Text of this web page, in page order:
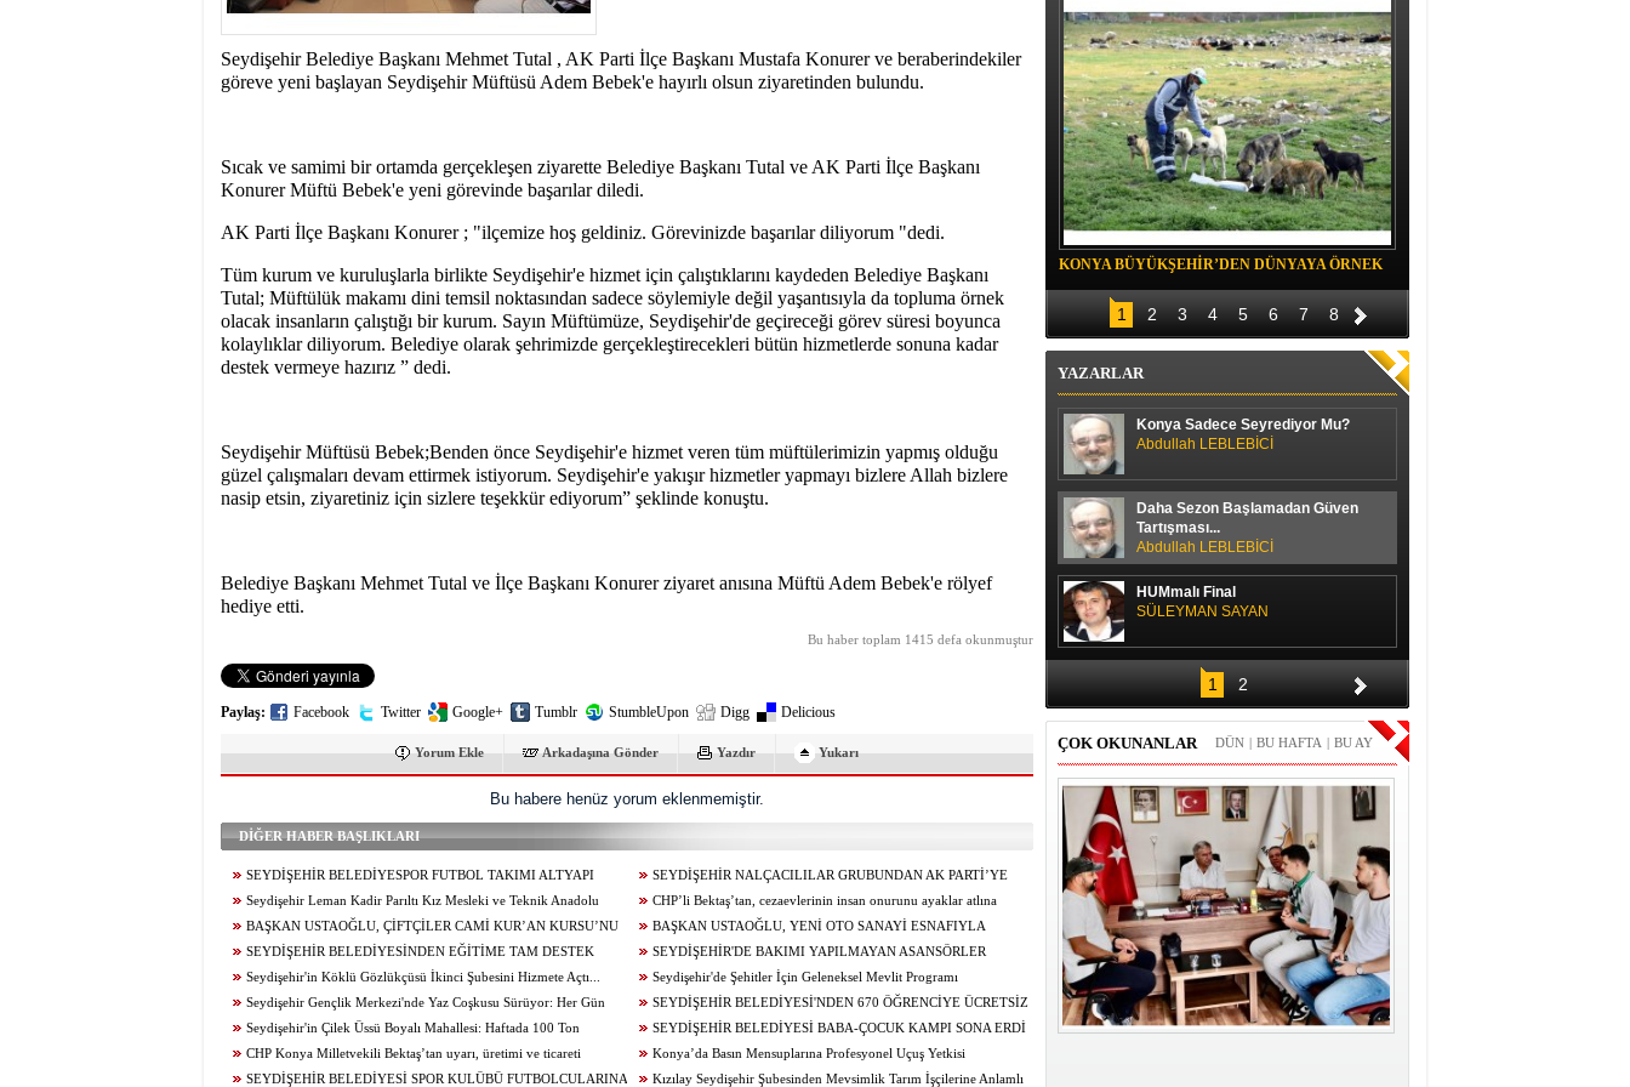
10:11 - CHP Konya Milletvekili Bektaş’tan uyarı, üretimi ve ticareti canlandıracak adımlar
gecikmeden atılmalıdır
Seydişehir Belediye Başkanı Mehmet Tutal , AK Parti İlçe Başkanı Mustafa Konurer ve beraberindekiler
göreve yeni başlayan Seydişehir Müftüsü Adem Bebek'e hayırlı olsun ziyaretinden bulundu.
Sıcak ve samimi bir ortamda gerçekleşen ziyarette Belediye Başkanı Tutal ve AK Parti İlçe Başkanı
Konurer Müftü Bebek'e yeni görevinde başarılar diledi.
AK Parti İlçe Başkanı Konurer ; "ilçemize hoş geldiniz. Görevinizde başarılar diliyorum "dedi.
Tüm kurum ve kuruluşlarla birlikte Seydişehir'e hizmet için çalıştıklarını kaydeden Belediye Başkanı
Tutal; Müftülük makamı dini temsil noktasından sadece söylemiyle değil yaşantısıyla da topluma örnek
olacak insanların çalıştığı bir kurum. Sayın Müftümüze, Seydişehir'de geçireceği görev süresi boyunca
kolaylıklar diliyorum. Belediye olarak şehrimizde gerçekleştirecekleri bütün hizmetlerde sonuna kadar
destek vermeye hazırız ” dedi.
Seydişehir Müftüsü Bebek;Benden önce Seydişehir'e hizmet veren tüm müftülerimizin yapmış olduğu
güzel çalışmaları devam ettirmek istiyorum. Seydişehir'e yakışır hizmetler yapmayı bizlere Allah bizlere
nasip etsin, ziyaretiniz için sizlere teşekkür ediyorum” şeklinde konuştu.
Belediye Başkanı Mehmet Tutal ve İlçe Başkanı Konurer ziyaret anısına Müftü Adem Bebek'e rölyef
hediye etti.
Bu haber toplam 1415 defa okunmuştur
Paylaş: Facebook Twitter Google+ Tumblr StumbleUpon Digg Delicious
Yorum Ekle Arkadaşına Gönder Yazdır Yukarı
Bu habere henüz yorum eklenmemiştir.
DİĞER HABER BAŞLIKLARI
SEYDİŞEHİR BELEDİYESPOR FUTBOL TAKIMI ALTYAPI
SEÇMELERİ TAMAMLANDI
SEYDİŞEHİR NALÇACILILAR GRUBUNDAN AK PARTİ’YE
ZİYARET
Seydişehir Leman Kadir Parıltı Kız Mesleki ve Teknik Anadolu
Lisesi Öğrencileri Erasmus+ ile Avrupa’ya Açılıyor
CHP’li Bektaş’tan, cezaevlerinin insan onurunu ayaklar atlına
alınan mekânlara dönüşmesine tepki
BAŞKAN USTAOĞLU, ÇİFTÇİLER CAMİ KUR’AN KURSU’NU
ZİYARET ETTİ
BAŞKAN USTAOĞLU, YENİ OTO SANAYİ ESNAFIYLA
KAHVALTIDA BULUŞTU
SEYDİŞEHİR BELEDİYESİNDEN EĞİTİME TAM DESTEK
SEYDİŞEHİR'DE BAKIMI YAPILMAYAN ASANSÖRLER
MÜHÜRLENDİ
Seydişehir'in Köklü Gözlükçüsü İkinci Şubesini Hizmete Açtı...
Seydişehir'de Şehitler İçin Geleneksel Mevlit Programı
Düzenlendi...
Seydişehir Gençlik Merkezi'nde Yaz Coşkusu Sürüyor: Her Gün
Yeni Bir Etkinlik, Her Gün Yeni Bir Heyecan...
SEYDİŞEHİR BELEDİYESİ'NDEN 670 ÖĞRENCİYE ÜCRETSİZ
TERCİH DANIŞMANLIĞI
Seydişehir'in Çilek Üssü Boyalı Mahallesi: Haftada 100 Ton
Üretim...
SEYDİŞEHİR BELEDİYESİ BABA-ÇOCUK KAMPI SONA ERDİ
CHP Konya Milletvekili Bektaş’tan uyarı, üretimi ve ticareti
canlandıracak adımlar gecikmeden atılmalıdır
Konya’da Basın Mensuplarına Profesyonel Uçuş Yetkisi
SEYDİŞEHİR BELEDİYESİ SPOR KULÜBÜ FUTBOLCULARINA
Kızılay Seydişehir Şubesinden Mevsimlik Tarım İşçilerine Anlamlı
KONYA BÜYÜKŞEHİR’DEN DÜNYAYA ÖRNEK
PROJE
1 2 3 4 5 6 7 8
YAZARLAR
Konya Sadece Seyrediyor Mu?
Abdullah LEBLEBİCİ
Daha Sezon Başlamadan Güven
Tartışması...
Abdullah LEBLEBİCİ
HUMmalı Final
SÜLEYMAN SAYAN
SPOR SOHBETİ
H. Yüksel GÜLAY
1 2
ÇOK OKUNANLAR BU AY
|
BU HAFTA
|
DÜN